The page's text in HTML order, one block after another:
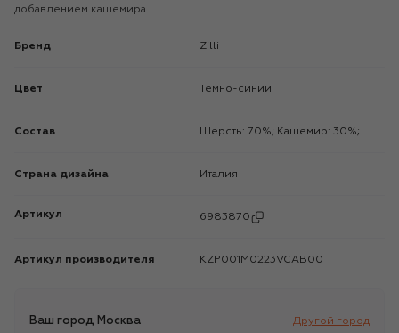
добавлением кашемира.
Бренд Zilli
Цвет Темно-синий
Состав Шерсть: 70%; Кашемир: 30%;
Страна дизайна Италия
Артикул 6983870
Артикул производителя KZP001M0223VCAB00
Ваш город Москва Другой город